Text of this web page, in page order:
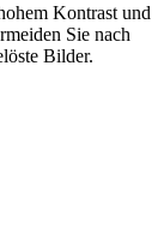
Kontrast und
Sie nach
Bilder.